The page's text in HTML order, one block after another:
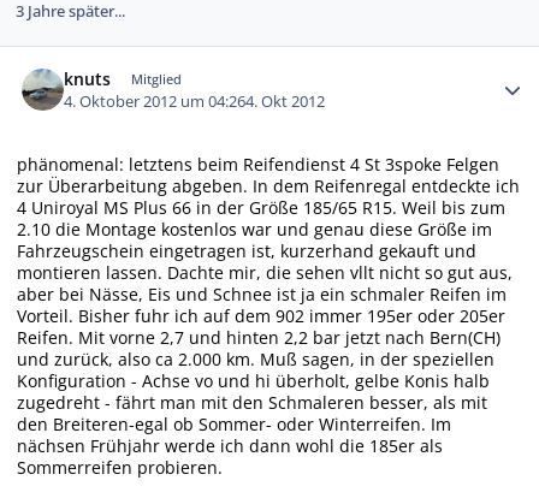
3 Jahre später...
knuts Mitglied
4. Oktober 2012 um 04:264. Okt 2012
phänomenal: letztens beim Reifendienst 4 St 3spoke Felgen
zur Überarbeitung abgeben. In dem Reifenregal entdeckte ich
4 Uniroyal MS Plus 66 in der Größe 185/65 R15. Weil bis zum
2.10 die Montage kostenlos war und genau diese Größe im
Fahrzeugschein eingetragen ist, kurzerhand gekauft und
montieren lassen. Dachte mir, die sehen vllt nicht so gut aus,
aber bei Nässe, Eis und Schnee ist ja ein schmaler Reifen im
Vorteil. Bisher fuhr ich auf dem 902 immer 195er oder 205er
Reifen. Mit vorne 2,7 und hinten 2,2 bar jetzt nach Bern(CH)
und zurück, also ca 2.000 km. Muß sagen, in der speziellen
Konfiguration - Achse vo und hi überholt, gelbe Konis halb
zugedreht - fährt man mit den Schmaleren besser, als mit
den Breiteren-egal ob Sommer- oder Winterreifen. Im
nächsen Frühjahr werde ich dann wohl die 185er als
Sommerreifen probieren.